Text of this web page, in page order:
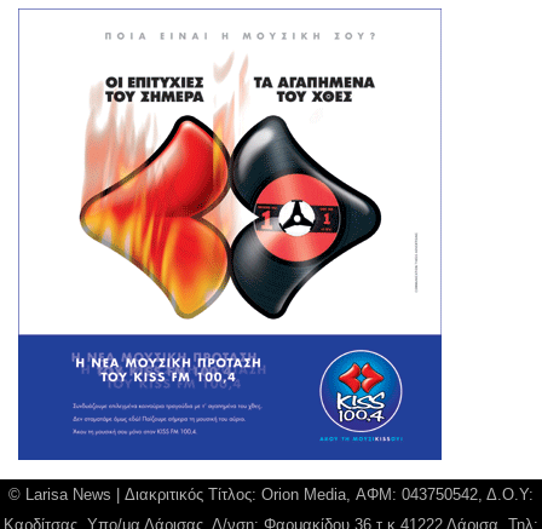
© Larisa News | Διακριτικός Τίτλος: Orion Media, ΑΦΜ: 043750542, Δ.Ο.Υ:
Καρδίτσας, Υπο/μα Λάρισας, Δ/νση: Φαρμακίδου 36 τ.κ 41222 Λάρισα, Τηλ: